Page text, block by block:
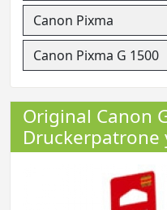
Original Canon
Druckerpatrone